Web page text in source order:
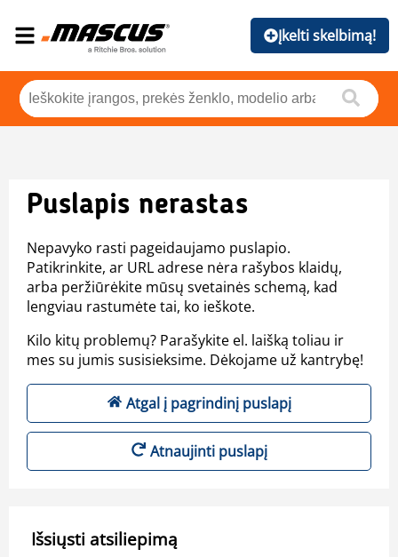
Įkelti skelbimą!
Puslapis nerastas
Nepavyko rasti pageidaujamo puslapio.
Patikrinkite, ar URL adrese nėra rašybos klaidų,
arba peržiūrėkite mūsų svetainės schemą, kad
lengviau rastumėte tai, ko ieškote.
Kilo kitų problemų? Parašykite el. laišką toliau ir
mes su jumis susisieksime. Dėkojame už kantrybę!
Atgal į pagrindinį puslapį
Atnaujinti puslapį
Išsiųsti atsiliepimą